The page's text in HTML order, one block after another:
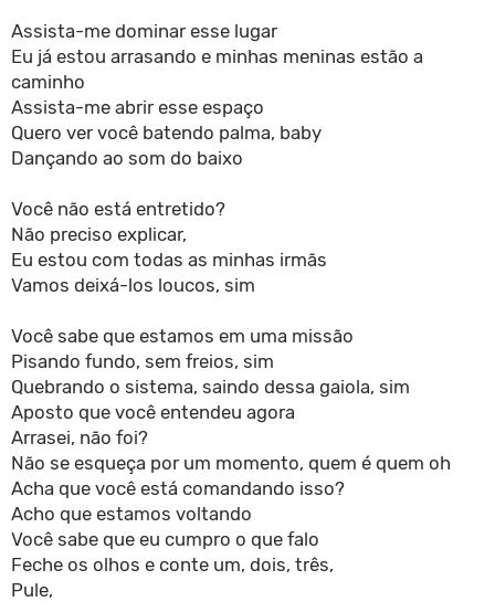
Assista-me dominar esse lugar
Eu já estou arrasando e minhas meninas estão a
caminho
Assista-me abrir esse espaço
Quero ver você batendo palma, baby
Dançando ao som do baixo
Você não está entretido?
Não preciso explicar,
Eu estou com todas as minhas irmãs
Vamos deixá-los loucos, sim
Você sabe que estamos em uma missão
Pisando fundo, sem freios, sim
Quebrando o sistema, saindo dessa gaiola, sim
Aposto que você entendeu agora
Arrasei, não foi?
Não se esqueça por um momento, quem é quem oh
Acha que você está comandando isso?
Acho que estamos voltando
Você sabe que eu cumpro o que falo
Feche os olhos e conte um, dois, três,
Pule,